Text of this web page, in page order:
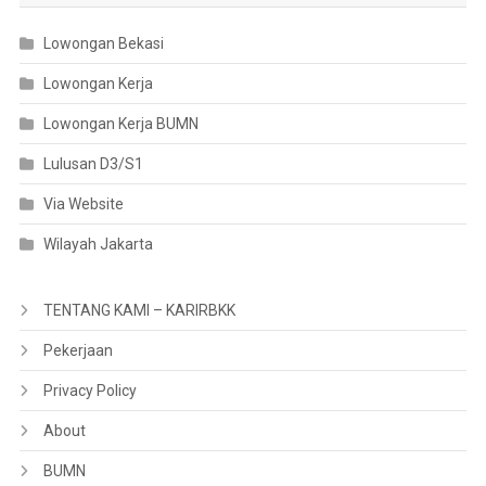
Lowongan Bekasi
Lowongan Kerja
Lowongan Kerja BUMN
Lulusan D3/S1
Via Website
Wilayah Jakarta
TENTANG KAMI – KARIRBKK
Pekerjaan
Privacy Policy
About
BUMN